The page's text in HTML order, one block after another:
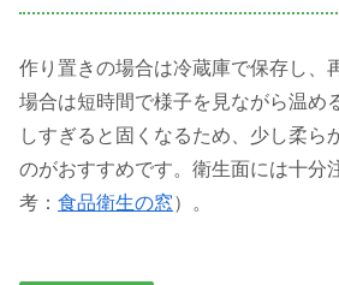
作り置きの場合は冷蔵庫で保存し、
場合は短時間で様子を見ながら温め
しすぎると固くなるため、少し柔ら
のがおすすめです。衛生面には十分
考： 食品衛生の窓）。